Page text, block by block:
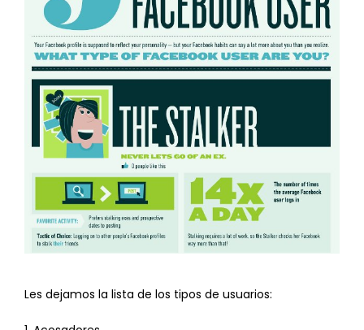
Les dejamos la lista de los tipos de usuarios: